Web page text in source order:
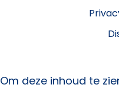
Om deze inhoud te